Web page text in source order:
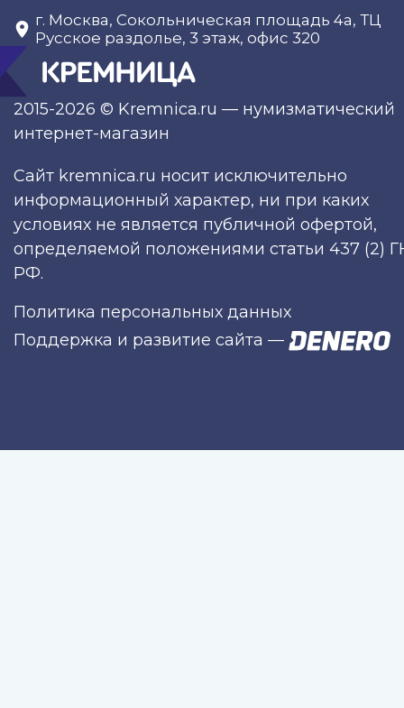
2015-2026 © Kremnica.ru — нумизматический
интернет-магазин
г. Москва, Сокольническая площадь 4а, ТЦ
Русское раздолье, 3 этаж, офис 320
Сайт kremnica.ru носит исключительно
информационный характер, ни при каких
условиях не является публичной офертой,
определяемой положениями статьи 437 (2)
РФ.
Политика персональных данных
Поддержка и развитие сайта —